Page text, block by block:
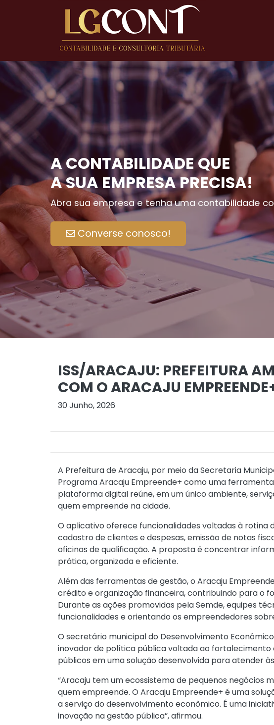
A CONTABILIDADE QUE
A SUA EMPRESA PRECISA!
Abra sua empresa e tenha uma contabilidade
Converse conosco!
ISS/ARACAJU: PREFEITURA
COM O ARACAJU
30 Junho, 2026
A Prefeitura de Aracaju, por meio da Secretaria
Programa Aracaju Empreende+ como uma
plataforma digital reúne, em um único ambiente,
quem empreende na cidade.
O aplicativo oferece funcionalidades voltadas à rotina
cadastro de clientes e despesas, emissão de notas
oficinas de qualificação. A proposta é concentrar
prática, organizada e eficiente.
Além das ferramentas de gestão, o Aracaju
crédito e organização financeira, contribuindo para o
Durante as ações promovidas pela Semde, equipes
funcionalidades e orientando os empreendedores
O secretário municipal do Desenvolvimento
inovador de política pública voltada ao fortalecimento
públicos em uma solução desenvolvida para atender
“Aracaju tem um ecossistema de pequenos
quem empreende. O Aracaju Empreende+ é uma
a serviço do desenvolvimento econômico. É uma
inovação na gestão pública”, afirmou.